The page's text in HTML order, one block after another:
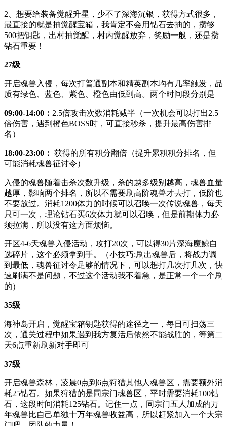
2、想要给装备觉醒升星，少不了深海沉银，获得方式很多，
最直接的就是抽觉醒宝箱，我肯定不会用钻石去抽的，攒够
500把钥匙，出村抽觉醒，村内觉醒放弃，奖励一般，还是攒
钻石重要！
27级
开启魂兽入侵，每次打普通副本和精英副本均有几率触发，品
质有绿色、蓝色、紫色、橙色由低到高。两个时间段分别是
09:00-14:00： 2.5倍攻击次数消耗减半（一次机会可以打出2.5
倍伤害，遇到橙色BOSS时，可直接秒杀，提升最高伤害排
名）
18:00-23:00： 获得的所有积分翻倍（提升累积积分排名，但
可能消耗魂兽征讨令）
入侵的魂兽随着击杀次数升级，杀的越多级别越高，魂兽血量
越厚，影响两个排名，所以不需要刷高阶魂兽才去打，低阶也
不要放过。消耗1200体力的时候可以召唤一次传说魂兽，每天
只可一次，理论钻石买6次体力就可以召唤，但是前期体力必
须拉满，所以没有这方面烦恼。
开区4-6天魂兽入侵活动，攻打20次，可以得30片深海魔鲸自
选碎片，这个必须拿到手。（小技巧:刷出魂兽后，将战力调
到最低，魂兽征讨令足够的情况下，可以想打几次打几次，快
速刷满不是问题，不过这个活动我不着急，是正常一个一个刷
的）
35级
海神岛开启，觉醒宝箱钥匙获得的途径之一，每日可扫荡三
次，通关过程中如果遇到我方复活后依然不能战胜的，等第二
天6点重新刷新对手即可
37级
开启魂兽森林，凌晨0点到6点狩猎其他人魂兽区，需要额外消
耗25钻石。如果狩猎的是同宗门魂兽区，平时需要消耗100钻
石，这段时间消耗125钻石。记住一点，同宗门五人加成的万
年魂兽比自己单独十万年魂兽收益高，所以赶紧加入一个大宗